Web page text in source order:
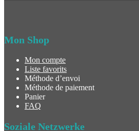
Mon Shop
Mon compte
Liste favorits
Méthode d’envoi
Méthode de paiement
Panier
FAQ
Soziale Netzwerke